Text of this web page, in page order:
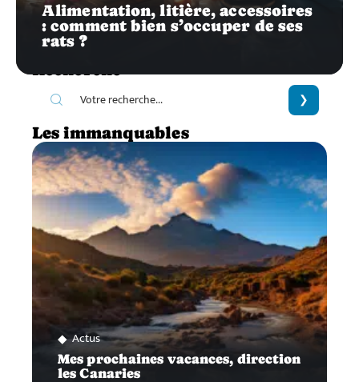
Alimentation, litière, accessoires
: comment bien s’occuper de ses
rats ?
Recherche
Les immanquables
Actus
Mes prochaines vacances, direction
les Canaries